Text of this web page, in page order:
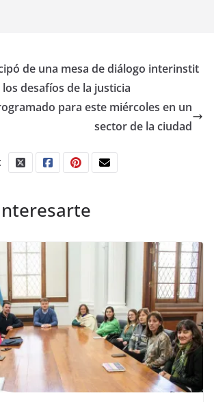
de una mesa de diálogo interinstit
desafíos de la justicia
para este miércoles en un
sector de la ciudad